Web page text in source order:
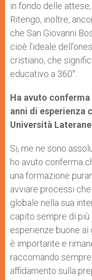
in fondo delle
Ritengo, inoltre,
che San Giovanni
cioè l’ideale
cristiano, che
educativo a 360°.
Ha avuto
anni di esperienza
Università
Si, me ne sono
ho avuto conferma
una formazione
avviare processi
globale nella sua
capito sempre di
esperienze buone
è importante e
raccomando
affidamento sulla